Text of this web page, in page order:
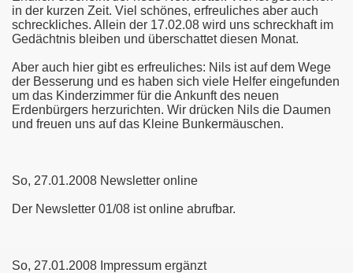
in der kurzen Zeit. Viel schönes, erfreuliches aber auch
schreckliches. Allein der 17.02.08 wird uns schreckhaft im
Gedächtnis bleiben und überschattet diesen Monat.
Aber auch hier gibt es erfreuliches: Nils ist auf dem Wege
der Besserung und es haben sich viele Helfer eingefunden
um das Kinderzimmer für die Ankunft des neuen
Erdenbürgers herzurichten. Wir drücken Nils die Daumen
und freuen uns auf das Kleine Bunkermäuschen.
So, 27.01.2008 Newsletter online
Der Newsletter 01/08 ist online abrufbar.
So, 27.01.2008 Impressum ergänzt